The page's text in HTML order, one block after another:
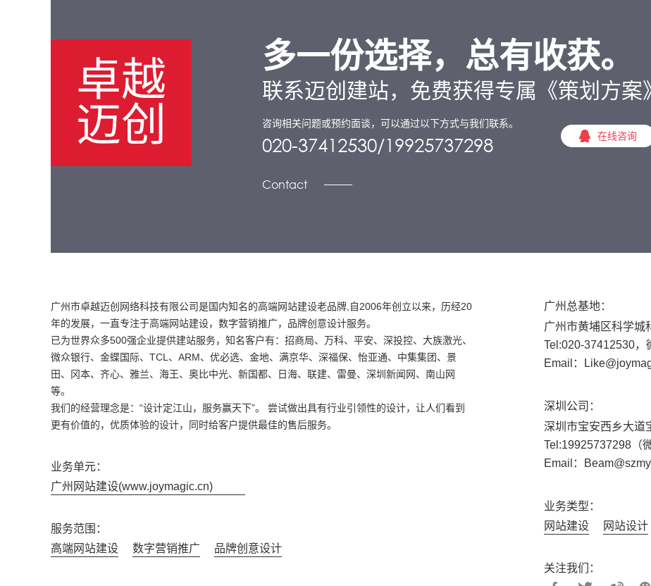
卓越
迈创
多一份选择，总有收获。
联系迈创建站，免费获得专属《策划方案
咨询相关问题或预约面谈，可以通过以下方式与我们联系。
020-37412530/19925737298 在线咨询
Contact
广州市卓越迈创网络科技有限公司是国内知名的高端网站建设老品牌,自2006年创立以来，历经20
年的发展，一直专注于高端网站建设，数字营销推广，品牌创意设计服务。
已为世界众多500强企业提供建站服务，知名客户有：招商局、万科、平安、深投控、大族激光、
微众银行、金蝶国际、TCL、ARM、优必选、金地、满京华、深福保、怡亚通、中集集团、景
田、冈本、齐心、雅兰、海王、奥比中光、新国都、日海、联建、雷曼、深圳新闻网、南山网
等。
我们的经营理念是：“设计定江山，服务赢天下”。 尝试做出具有行业引领性的设计，让人们看到
更有价值的，优质体验的设计，同时给客户提供最佳的售后服务。
业务单元：
广州网站建设(www.joymagic.cn)
服务范围：
高端网站建设
数字营销推广 品牌创意设计
广州总基地：
广州市黄埔区科学城
Tel:020-37412530，
Email：
深圳公司：
深圳市宝安西乡大道
Tel:19925737298（
Email：
业务类型：
网站建设
网站设计
关注我们：